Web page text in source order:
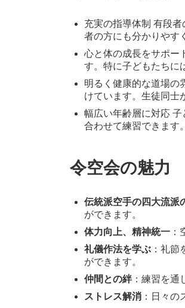
充実の指導体制 有段
者の方にも分かりやす
心と体の成長をサポー
す。特に子どもたちに
明るく健康的な道場の
けています。生徒同士
幅広い年齢層に対応
合わせて練習できます。
令空会の魅力
伝統派空手の四大流派
ができます。
体力向上、精神統一
礼儀作法を学ぶ ：礼
ができます。
仲間との絆：練習を通
ストレス解消 ：日々の